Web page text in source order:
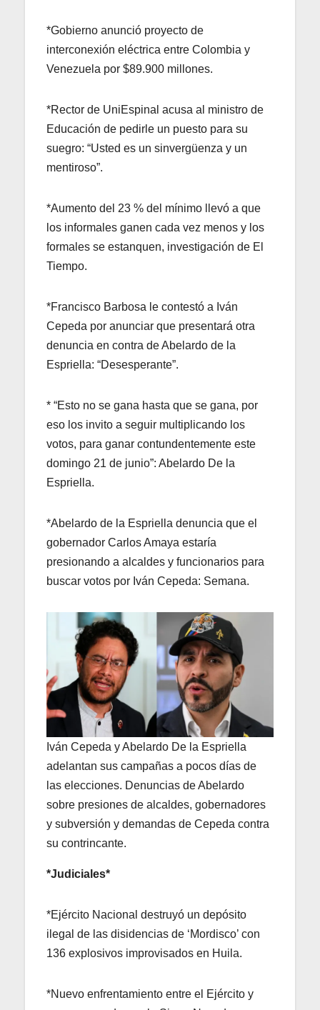
*Gobierno anunció proyecto de
interconexión eléctrica entre Colombia y
Venezuela por $89.900 millones.
*Rector de UniEspinal acusa al ministro de
Educación de pedirle un puesto para su
suegro: “Usted es un sinvergüenza y un
mentiroso”.
*Aumento del 23 % del mínimo llevó a que
los informales ganen cada vez menos y los
formales se estanquen, investigación de El
Tiempo.
*Francisco Barbosa le contestó a Iván
Cepeda por anunciar que presentará otra
denuncia en contra de Abelardo de la
Espriella: “Desesperante”.
* “Esto no se gana hasta que se gana, por
eso los invito a seguir multiplicando los
votos, para ganar contundentemente este
domingo 21 de junio”: Abelardo De la
Espriella.
*Abelardo de la Espriella denuncia que el
gobernador Carlos Amaya estaría
presionando a alcaldes y funcionarios para
buscar votos por Iván Cepeda: Semana.
Iván Cepeda y Abelardo De la Espriella
adelantan sus campañas a pocos días de
las elecciones. Denuncias de Abelardo
sobre presiones de alcaldes, gobernadores
y subversión y demandas de Cepeda contra
su contrincante.
*Judiciales*
*Ejército Nacional destruyó un depósito
ilegal de las disidencias de ‘Mordisco’ con
136 explosivos improvisados en Huila.
*Nuevo enfrentamiento entre el Ejército y